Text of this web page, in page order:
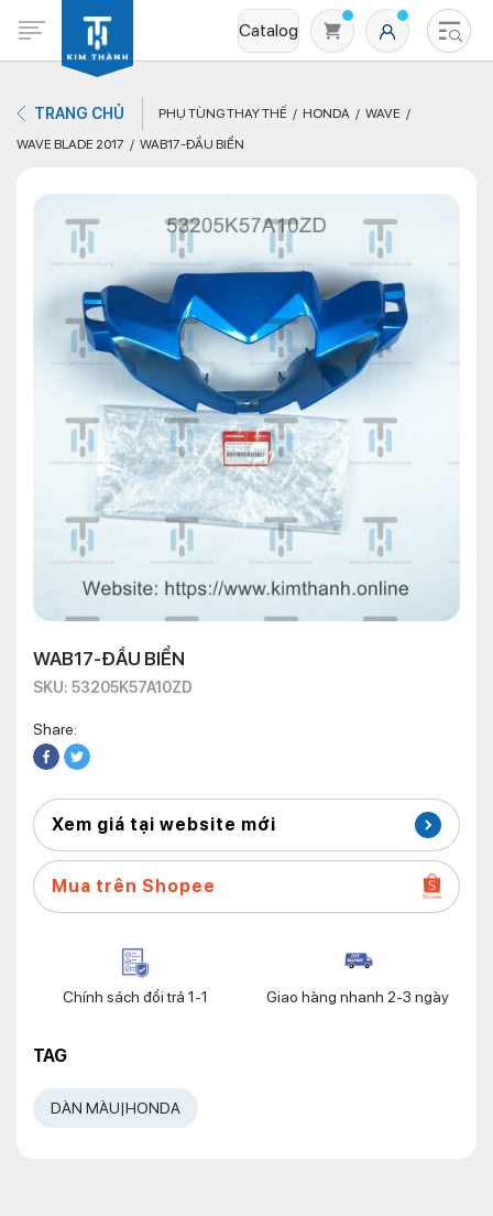
Catalog
Không có sản phẩm nào trong giỏ hàng
TRANG CHỦ PHỤ TÙNG THAY THẾ HONDA
WAVE
WAVE BLADE 2017
WAB17-ĐẦU BIỂN
WAB17-ĐẦU BIỂN
SKU: 53205K57A10ZD
Share:
Xem giá tại website mới
Mua trên Shopee
Chính sách đổi trả 1-1 Giao hàng nhanh 2-3 ngày
TAG
DÀN MÀU|HONDA